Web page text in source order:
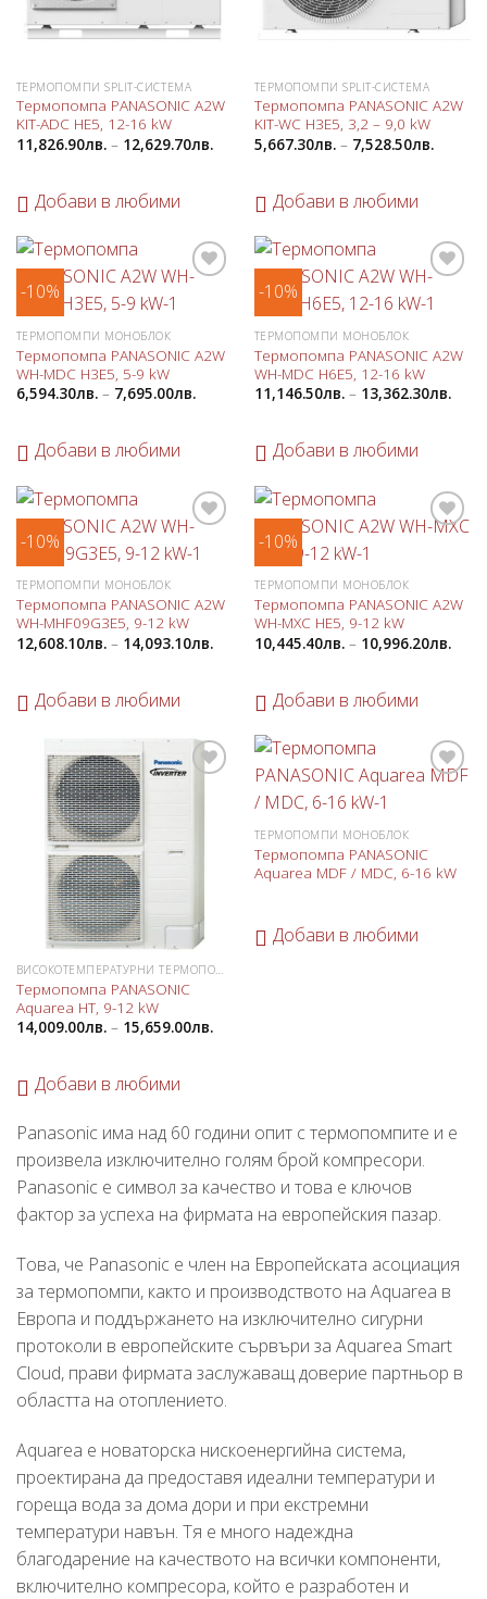
ТЕРМОПОМПИ SPLIT-СИСТЕМА
Термопомпа PANASONIC A2W
KIT-ADC HE5, 12-16 kW
11,826.90лв.– 12,629.70лв.
Добави в любими
ТЕРМОПОМПИ SPLIT-СИСТЕМА
Термопомпа PANASONIC A2W
KIT-WC H3E5, 3,2 – 9,0 kW
5,667.30лв.– 7,528.50лв.
Добави в любими
-10%
ТЕРМОПОМПИ МОНОБЛОК
Термопомпа PANASONIC A2W
WH-MDC H3E5, 5-9 kW
6,594.30лв.– 7,695.00лв.
Добави в любими
-10%
ТЕРМОПОМПИ МОНОБЛОК
Термопомпа PANASONIC A2W
WH-MDC H6E5, 12-16 kW
11,146.50лв.– 13,362.30лв.
Добави в любими
-10%
в
ТЕРМОПОМПИ МОНОБЛОК
Термопомпа PANASONIC A2W
WH-MHF09G3E5, 9-12 kW
12,608.10лв.– 14,093.10лв.
Добави в любими
-10%
ТЕРМОПОМПИ МОНОБЛОК
Термопомпа PANASONIC A2W
WH-MXC HE5, 9-12 kW
10,445.40лв.– 10,996.20лв.
Добави в любими
ВИСОКОТЕМПЕРАТУРНИ ТЕРМОПОМПИ
Термопомпа PANASONIC
Aquarea HT, 9-12 kW
14,009.00лв.– 15,659.00лв.
Добави в любими
ТЕРМОПОМПИ МОНОБЛОК
Термопомпа PANASONIC
Aquarea MDF / MDC, 6-16 kW
Добави в любими
Panasonic има над 60 години опит с термопомпите и е
произвела изключително голям брой компресори.
Panasonic е символ за качество и това е ключов
фактор за успеха на фирмата на европейския пазар.
Това, че Panasonic е член на Европейската асоциация
за термопомпи, както и производството на Aquarea в
Европа и поддържането на изключително сигурни
протоколи в европейските сървъри за Aquarea Smart
Cloud, прави фирмата заслужаващ доверие партньор в
областта на отоплението.
Aquarea е новаторска нискоенергийна система,
проектирана да предоставя идеални температури и
гореща вода за дома дори и при екстремни
температури навън. Тя е много надеждна
благодарение на качеството на всички компоненти,
включително компресора, който е разработен и